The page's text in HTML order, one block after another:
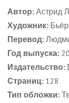
Автор: Астрид
Художник:
Перевод:
Год выпуска:
Издательство:
Страниц: 128
Тип обложки: